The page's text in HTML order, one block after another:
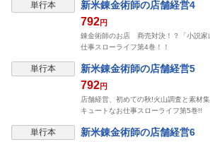
単行本 新米錬金術師の店舗経営4
792円
錬金術師のお店 商売対決！？「小説家
仕事スローライフ第4巻！！
単行本 新米錬金術師の店舗経営5
792円
店舗経営、初めての秋!火山調査と素材
キュートなお仕事スローライフ第5巻!!
単行本 新米錬金術師の店舗経営6